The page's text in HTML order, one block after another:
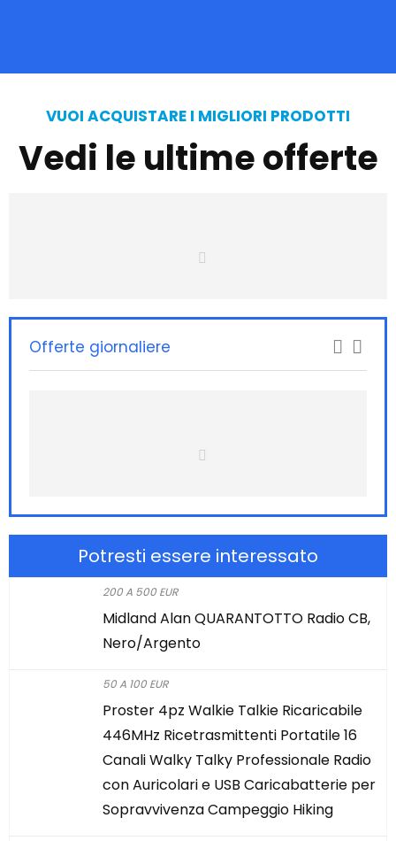
VUOI ACQUISTARE I MIGLIORI PRODOTTI
Vedi le ultime offerte
Offerte giornaliere
Potresti essere interessato
200 A 500 EUR
Midland Alan QUARANTOTTO Radio CB,
Nero/Argento
50 A 100 EUR
Proster 4pz Walkie Talkie Ricaricabile
446MHz Ricetrasmittenti Portatile 16
Canali Walky Talky Professionale Radio
con Auricolari e USB Caricabatterie per
Sopravvivenza Campeggio Hiking